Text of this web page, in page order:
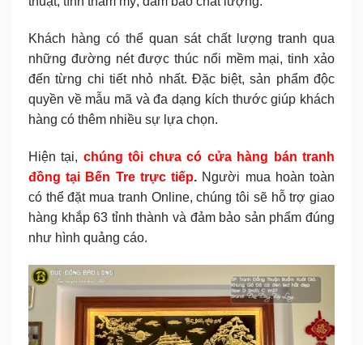
Khách hàng có thể quan sát chất lượng tranh qua
những đường nét được thúc nổi mềm mại, tinh xảo
đến từng chi tiết nhỏ nhất. Đặc biệt, sản phẩm độc
quyền về mẫu mã và đa dạng kích thước giúp khách
hàng có thêm nhiều sự lựa chọn.
Hiện tại, chúng tôi chưa có cửa hàng bán tranh
đồng tại Bến Tre trực tiếp. Người mua hoàn toàn
có thể đặt mua tranh Online, chúng tôi sẽ hỗ trợ giao
hàng khắp 63 tỉnh thành và đảm bảo sản phẩm đúng
như hình quảng cáo.